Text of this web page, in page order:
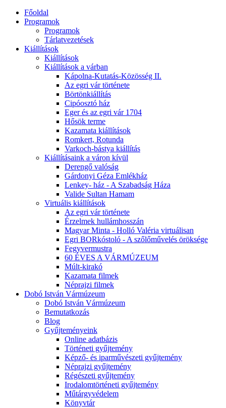
Főoldal
Programok
Programok
Tárlatvezetések
Kiállítások
Kiállítások
Kiállítások a várban
Kápolna-Kutatás-Közösség II.
Az egri vár története
Börtönkiállítás
Cipóosztó ház
Eger és az egri vár 1704
Hősök terme
Kazamata kiállítások
Romkert, Rotunda
Varkoch-bástya kiállítás
Kiállításaink a váron kívül
Derengő valóság
Gárdonyi Géza Emlékház
Lenkey- ház - A Szabadság Háza
Valide Sultan Hamam
Virtuális kiállítások
Az egri vár története
Érzelmek hullámhosszán
Magyar Minta - Holló Valéria virtuálisan
Egri BORkóstoló - A szőlőművelés öröksége
Fegyvermustra
60 ÉVES A VÁRMÚZEUM
Múlt-kirakó
Kazamata filmek
Néprajzi filmek
Dobó István Vármúzeum
Dobó István Vármúzeum
Bemutatkozás
Blog
Gyűjteményeink
Online adatbázis
Történeti gyűjtemény
Képző- és iparművészeti gyűjtemény
Néprajzi gyűjtemény
Régészeti gyűjtemény
Irodalomtörténeti gyűjtemény
Műtárgyvédelem
Könyvtár